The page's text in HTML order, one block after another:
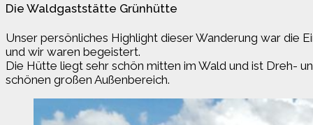
Die Waldgaststätte Grünhütte
Unser persönliches Highlight dieser Wanderung war die
und wir waren begeistert.
Die Hütte liegt sehr schön mitten im Wald und ist Dreh-
schönen großen Außenbereich.